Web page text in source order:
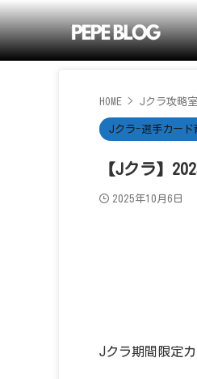
HOME > Jクラ攻略室
Jクラ-選手カード
【Jクラ】
2025年10月6日
Jクラ期間限定